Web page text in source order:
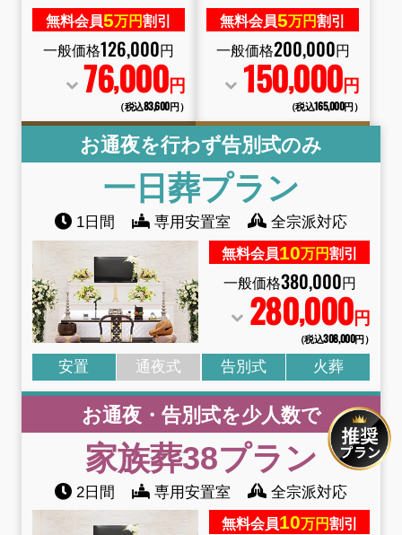
無料会員5万円割引
一般価格126,000円
76,000円
（税込83,600円）
無料会員5万円割引
一般価格200,000円
150,000円
（税込165,000円）
お通夜を行わず告別式のみ
一日葬プラン
1日間 専用安置室 全宗派対応
無料会員10万円割引
一般価格380,000円
280,000円
（税込308,000円）
安置 通夜式 告別式 火葬
お通夜・告別式を少人数で
家族葬38プラン
2日間 専用安置室 全宗派対応
無料会員10万円割引